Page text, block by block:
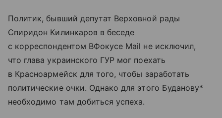
Политик, бывший депутат Верховной рады
Спиридон Килинкаров в беседе
с корреспондентом ВФокусе Mail не исключил,
что глава украинского ГУР мог поехать
в Красноармейск для того, чтобы заработать
политические очки. Однако для этого Буданову*
необходимо там добиться успеха.